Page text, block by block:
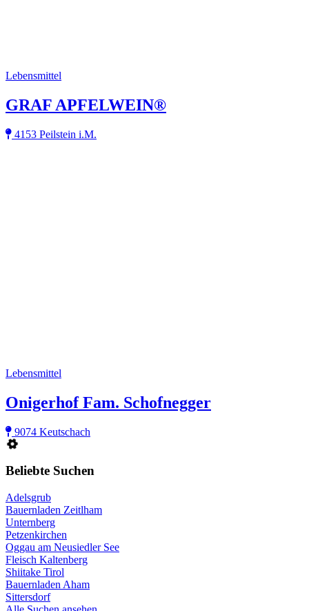
Lebensmittel
GRAF APFELWEIN®
4153 Peilstein i.M.
Lebensmittel
Onigerhof Fam. Schofnegger
9074 Keutschach
Beliebte Suchen
Adelsgrub
Bauernladen Zeitlham
Unternberg
Petzenkirchen
Oggau am Neusiedler See
Fleisch Kaltenberg
Shiitake Tirol
Bauernladen Aham
Sittersdorf